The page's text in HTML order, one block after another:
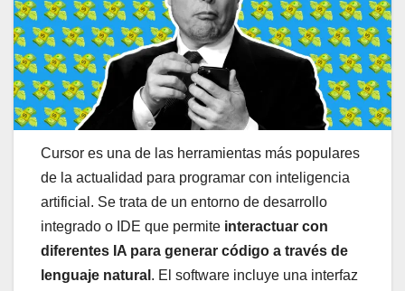
Cursor es una de las herramientas más populares
de la actualidad para programar con inteligencia
artificial. Se trata de un entorno de desarrollo
integrado o IDE que permite interactuar con
diferentes IA para generar código a través de
lenguaje natural . El software incluye una interfaz